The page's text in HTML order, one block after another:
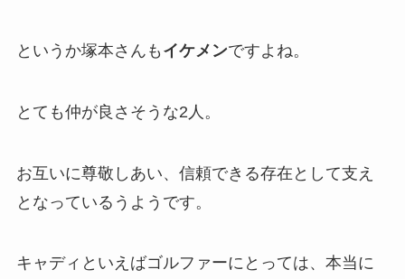
というか塚本さんも イケメンですよね。
とても仲が良さそうな2人。
お互いに尊敬しあい、信頼できる存在として支え
となっているうようです。
キャディといえばゴルファーにとっては、本当に